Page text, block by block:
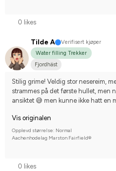
0 likes
Tilde A
Verifisert kjøper
Water filling Trekker
Fjordhäst
Stilig grime! Veldig stor nesereim,
strammes på det første hullet, men
ansiktet 😅 men kunne ikke hatt en
Vis originalen
Opplevd størrelse: Normal
Aachenhodelag Marston Fairfield®
0 likes